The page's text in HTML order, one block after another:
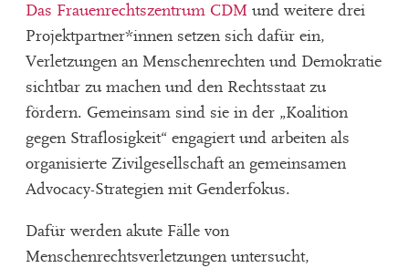
Das Frauenrechtszentrum CDM und weitere drei
Projektpartner*innen setzen sich dafür ein,
Verletzungen an Menschenrechten und Demokratie
sichtbar zu machen und den Rechtsstaat zu
fördern. Gemeinsam sind sie in der „Koalition
gegen Straflosigkeit“ engagiert und arbeiten als
organisierte Zivilgesellschaft an gemeinsamen
Advocacy-Strategien mit Genderfokus.
Dafür werden akute Fälle von
Menschenrechtsverletzungen untersucht,